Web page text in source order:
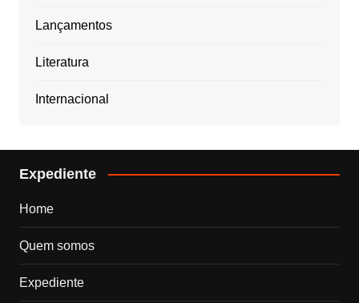
Lançamentos
Literatura
Internacional
Expediente
Home
Quem somos
Expediente